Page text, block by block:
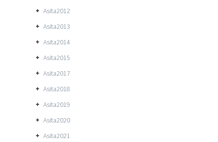
Asita2012
Asita2013
Asita2014
Asita2015
Asita2017
Asita2018
Asita2019
Asita2020
Asita2021